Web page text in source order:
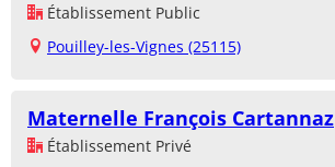
Établissement Public
Pouilley-les-Vignes (25115)
Maternelle François Cartannaz
Établissement Privé